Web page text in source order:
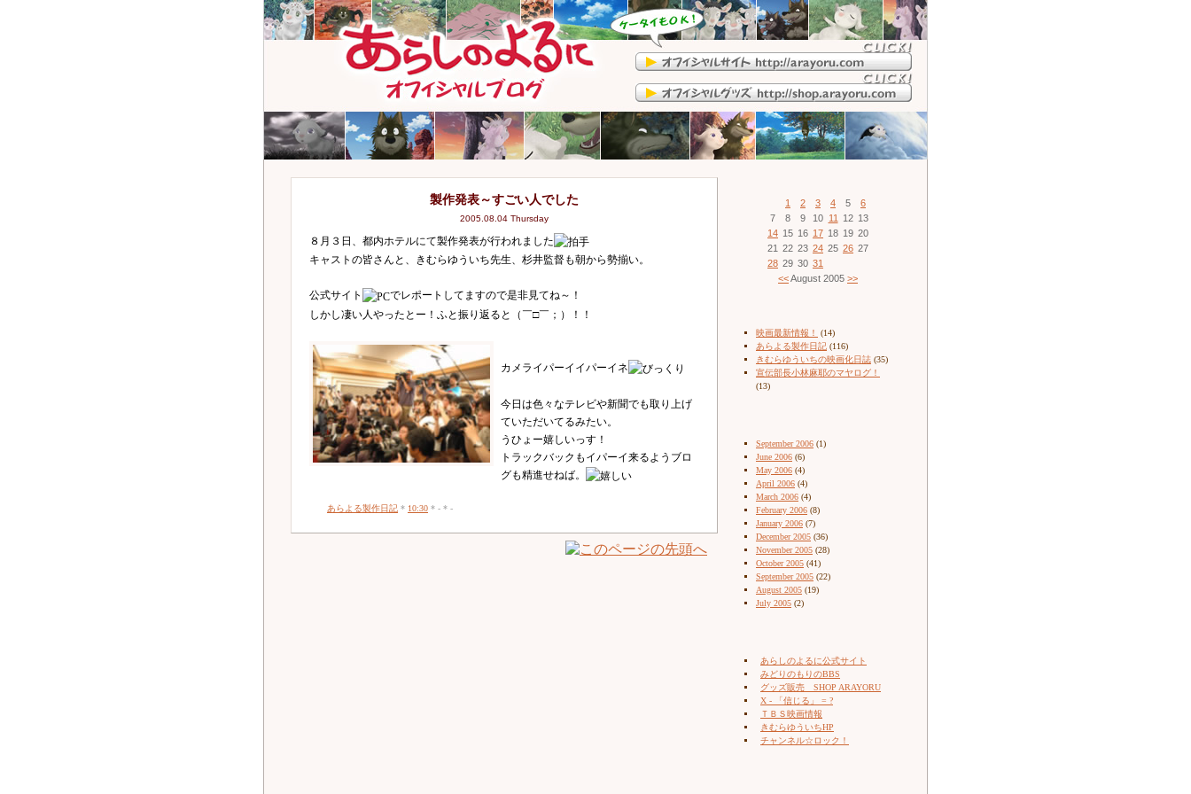
製作発表～すごい人でした
2005.08.04 Thursday
８月３日、都内ホテルにて製作発表が行われました
キャストの皆さんと、きむらゆういち先生、杉井監督も朝から勢揃い。
公式サイト
でレポートしてますので是非見てね～！
しかし凄い人やったとー！ふと振り返ると（￣□￣；）！！
カメライパーイイパーイネ
今日は色々なテレビや新聞でも取り上げ
ていただいてるみたい。
うひょー嬉しいっす！
トラックバックもイパーイ来るようブロ
グも精進せねば。
あらよる製作日記 * 10:30 * - * -
1 2 3 4 5
6
7
8 9 10 11 12 13
14 15 16 17 18 19 20
21 22 23 24 25 26 27
28 29 30 31
<<August 2005 >>
映画最新情報！
(14)
あらよる製作日記 (116)
きむらゆういちの映画化日誌 (35)
宣伝部長小林麻耶のマヤログ！
(13)
September 2006 (1)
June 2006 (6)
May 2006 (4)
April 2006 (4)
March 2006 (4)
February 2006 (8)
January 2006 (7)
December 2005 (36)
November 2005 (28)
October 2005 (41)
September 2005 (22)
August 2005 (19)
July 2005 (2)
あらしのよるに公式サイト
みどりのもりのBBS
グッズ販売 SHOP ARAYORU
X - 「信じる」 = ?
ＴＢＳ映画情報
きむらゆういちHP
チャンネル☆ロック！